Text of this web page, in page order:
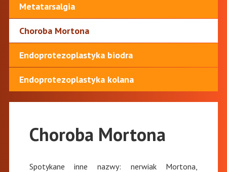
Metatarsalgia
Choroba Mortona
Endoprotezoplastyka biodra
Endoprotezoplastyka kolana
Choroba Mortona
Spotykane inne nazwy: nerwiak Mortona,